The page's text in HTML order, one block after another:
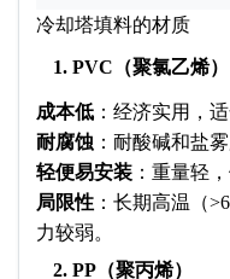
冷却塔填料的材质
1. PVC（聚氯乙烯）​
成本低 ：经济实用，
耐腐蚀 ：耐酸碱和盐
轻便易安装 ：重量轻
局限性 ：长期高温（
力较弱。
2. PP（聚丙烯）​